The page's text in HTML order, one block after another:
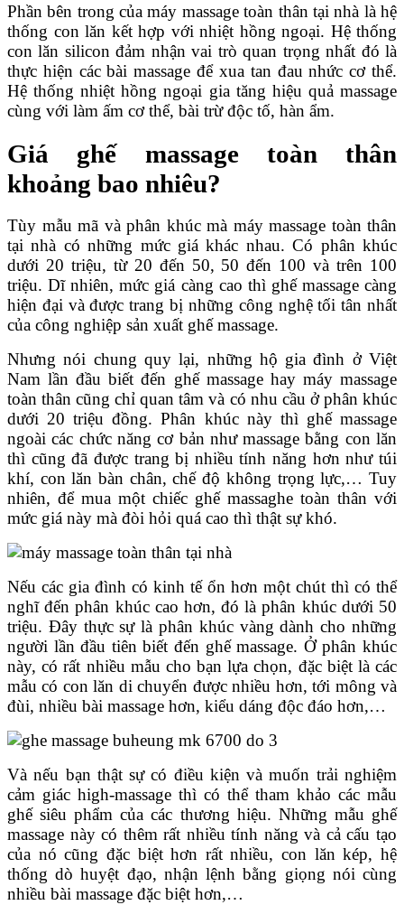
Phần bên trong của máy massage toàn thân tại nhà là hệ
thống con lăn kết hợp với nhiệt hồng ngoại. Hệ thống
con lăn silicon đảm nhận vai trò quan trọng nhất đó là
thực hiện các bài massage để xua tan đau nhức cơ thể.
Hệ thống nhiệt hồng ngoại gia tăng hiệu quả massage
cùng với làm ấm cơ thể, bài trừ độc tố, hàn ẩm.
Giá ghế massage toàn thân
khoảng bao nhiêu?
Tùy mẫu mã và phân khúc mà máy massage toàn thân
tại nhà có những mức giá khác nhau. Có phân khúc
dưới 20 triệu, từ 20 đến 50, 50 đến 100 và trên 100
triệu. Dĩ nhiên, mức giá càng cao thì ghế massage càng
hiện đại và được trang bị những công nghệ tối tân nhất
của công nghiệp sản xuất ghế massage.
Nhưng nói chung quy lại, những hộ gia đình ở Việt
Nam lần đầu biết đến ghế massage hay máy massage
toàn thân cũng chỉ quan tâm và có nhu cầu ở phân khúc
dưới 20 triệu đồng. Phân khúc này thì ghế massage
ngoài các chức năng cơ bản như massage bằng con lăn
thì cũng đã được trang bị nhiều tính năng hơn như túi
khí, con lăn bàn chân, chế độ không trọng lực,… Tuy
nhiên, để mua một chiếc ghế massaghe toàn thân với
mức giá này mà đòi hỏi quá cao thì thật sự khó.
Nếu các gia đình có kinh tế ổn hơn một chút thì có thể
nghĩ đến phân khúc cao hơn, đó là phân khúc dưới 50
triệu. Đây thực sự là phân khúc vàng dành cho những
người lần đầu tiên biết đến ghế massage. Ở phân khúc
này, có rất nhiều mẫu cho bạn lựa chọn, đặc biệt là các
mẫu có con lăn di chuyển được nhiều hơn, tới mông và
đùi, nhiều bài massage hơn, kiểu dáng độc đáo hơn,…
Và nếu bạn thật sự có điều kiện và muốn trải nghiệm
cảm giác high-massage thì có thể tham khảo các mẫu
ghế siêu phẩm của các thương hiệu. Những mẫu ghế
massage này có thêm rất nhiều tính năng và cả cấu tạo
của nó cũng đặc biệt hơn rất nhiều, con lăn kép, hệ
thống dò huyệt đạo, nhận lệnh bằng giọng nói cùng
nhiều bài massage đặc biệt hơn,…